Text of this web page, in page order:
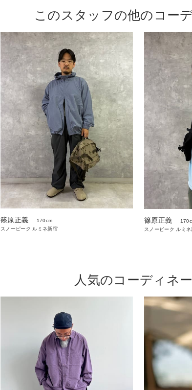
このスタッフの他のコー
篠原正義
170cm
スノーピーク ルミネ新宿
篠原正義
スノーピーク ルミ
人気のコーディネ